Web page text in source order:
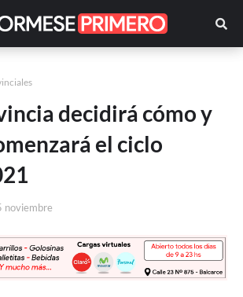
decidirá cómo y
el ciclo
noviembre